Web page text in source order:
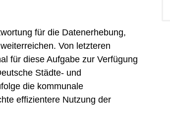
für die Datenerhebung,
Von letzteren
für diese Aufgabe zur Verfügung
Städte- und
die kommunale
effizientere Nutzung der